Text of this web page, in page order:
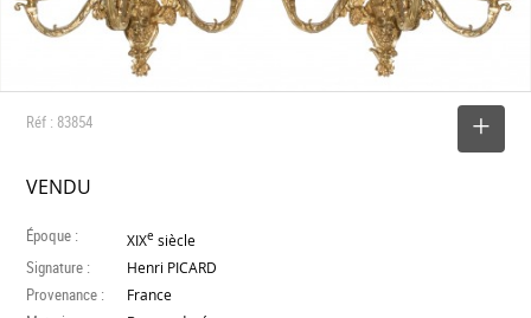
Réf : 83854
VENDU
Époque : XIXe siècle
Signature : Henri PICARD
Provenance : France